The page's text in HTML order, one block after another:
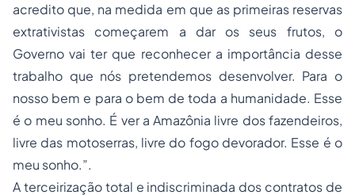
acredito que, na medida em que as primeiras reservas
extrativistas começarem a dar os seus frutos, o
Governo vai ter que reconhecer a importância desse
trabalho que nós pretendemos desenvolver. Para o
nosso bem e para o bem de toda a humanidade. Esse
é o meu sonho. É ver a Amazônia livre dos fazendeiros,
livre das motoserras, livre do fogo devorador. Esse é o
meu sonho.”.
A terceirização total e indiscriminada dos contratos de